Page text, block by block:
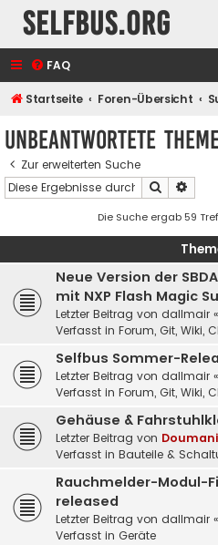
selfbus.org
FAQ
Startseite Foren-Übersicht
Unbeantwortete
Zur erweiterten Suche
Suche
Die Suche ergab 59
Neue Version der
mit NXP Flash Magic
Letzter Beitrag von dallmair «
Verfasst in Forum, Git, Wiki,
Selfbus Sommer-
Letzter Beitrag von dallmair «
Verfasst in Forum, Git, Wiki,
Gehäuse &
Letzter Beitrag von
Verfasst in Bauteile &
Rauchmelder-Modul-
released
Letzter Beitrag von dallmair «
Verfasst in Geräte